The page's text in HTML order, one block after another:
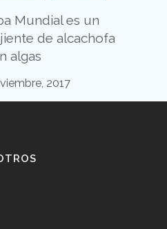
Mundial es un
de alcachofa
algas
2017